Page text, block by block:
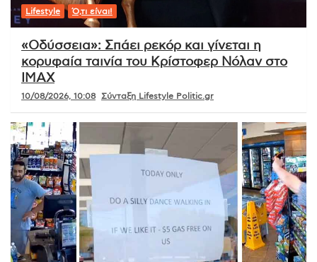
Lifestyle Ό,τι είναι!
«Οδύσσεια»: Σπάει ρεκόρ και γίνεται η
κορυφαία ταινία του Κρίστοφερ Νόλαν στο
IMAX
10/08/2026, 10:08 Σύνταξη Lifestyle Politic.gr